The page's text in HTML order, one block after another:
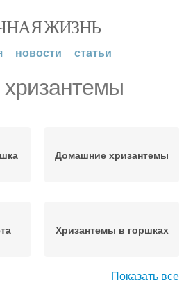
ЖИЗНЬ
новости статьи
Домашние хризантемы
Хризантемы в горшках
Показать все